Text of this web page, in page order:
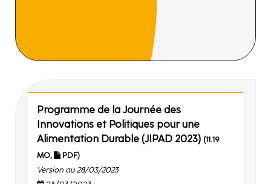
Programme de la Journée des
Innovations et Politiques pour une
Alimentation Durable (JIPAD 2023) (11.19
MO,
PDF)
Version au 28/03/2023